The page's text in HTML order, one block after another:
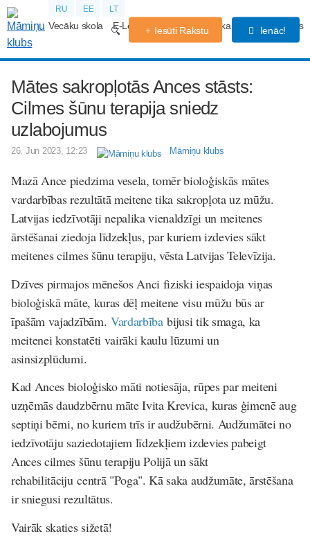
RU EE LT
Vecāku skola E-Lekcijas Grūtniecības kalendārs Forums
Iesūti Rakstu Ienāc!
Mātes sakropļotās Ances stāsts:
Cilmes šūnu terapija sniedz
uzlabojumus
26. Jun 2023, 12:23 Māmiņu klubs
Mazā Ance piedzima vesela, tomēr bioloģiskās mātes
vardarbības rezultātā meitene tika sakropļota uz mūžu.
Latvijas iedzīvotāji nepalika vienaldzīgi un meitenes
ārstēšanai ziedoja līdzekļus, par kuriem izdevies sākt
meitenes cilmes šūnu terapiju, vēsta Latvijas Televīzija.
Dzīves pirmajos mēnešos Anci fiziski iespaidoja viņas
bioloģiskā māte, kuras dēļ meitene visu mūžu būs ar
īpašām vajadzībām. Vardarbībabijusi tik smaga, ka
meitenei konstatēti vairāki kaulu lūzumi un
asinsizplūdumi.
Kad Ances bioloģisko māti notiesāja, rūpes par meiteni
uzņēmās daudzbērnu māte Ivita Krevica, kuras ģimenē aug
septiņi bērni, no kuriem trīs ir audžubērni. Audžumātei no
iedzīvotāju saziedotajiem līdzekļiem izdevies pabeigt
Ances cilmes šūnu terapiju Polijā un sākt
rehabilitāciju centrā "Poga". Kā saka audžumāte, ārstēšana
ir sniegusi rezultātus.
Vairāk skaties sižetā!